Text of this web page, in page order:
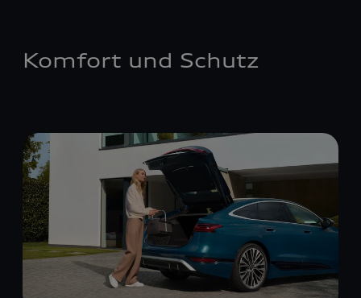
Komfort und Schutz